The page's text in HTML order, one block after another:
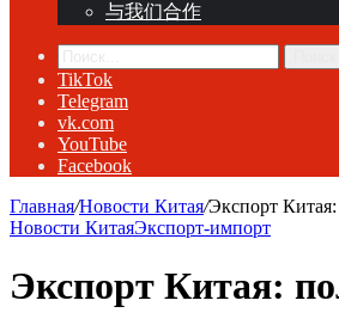
与我们合作
TikTok
Telegram
vk.com
YouTube
Facebook
Главная/Новости Китая/Экспорт
Новости КитаяЭкспорт-импорт
Экспорт Китая: